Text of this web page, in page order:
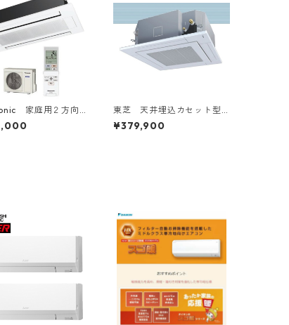
家庭用２方向
グエアコン 14～1
東芝 天井埋込カセット型4
方向 1.5～6馬力
¥379,900